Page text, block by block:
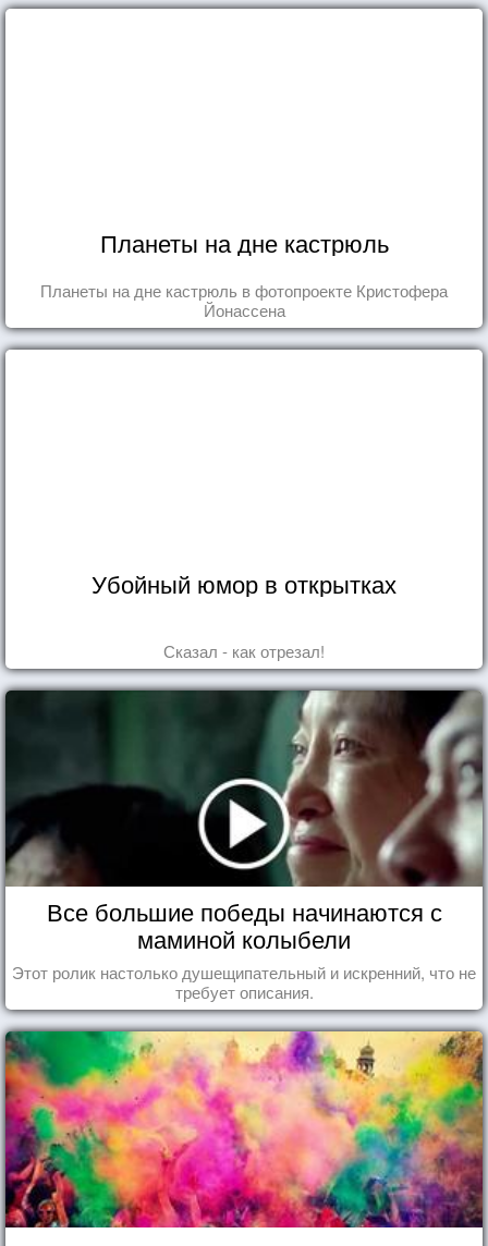
Планеты на дне кастрюль
Планеты на дне кастрюль в фотопроекте Кристофера
Йонассена
Убойный юмор в открытках
Сказал - как отрезал!
Все большие победы начинаются с
маминой колыбели
Этот ролик настолько душещипательный и искренний, что не
требует описания.